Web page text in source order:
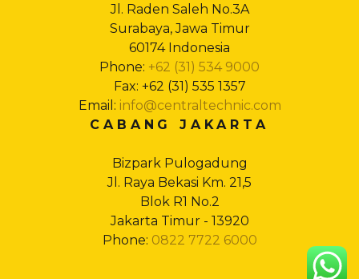
Jl. Raden Saleh No.3A
Surabaya, Jawa Timur
60174 Indonesia
Phone: +62 (31) 534 9000
Fax: +62 (31) 535 1357
Email: info@centraltechnic.com
CABANG JAKARTA
Bizpark Pulogadung
Jl. Raya Bekasi Km. 21,5
Blok R1 No.2
Jakarta Timur - 13920
Phone: 0822 7722 6000